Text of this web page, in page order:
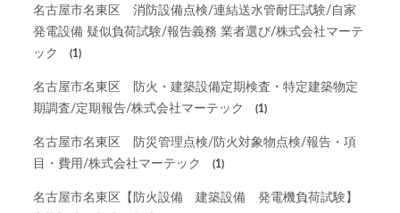
名古屋市名東区 消防設備点検/連結送水管耐圧試験/自家
発電設備 疑似負荷試験/報告義務 業者選び/株式会社マーテ
ック
(1)
名古屋市名東区 防火・建築設備定期検査・特定建築物定
期調査/定期報告/株式会社マーテック
(1)
名古屋市名東区 防災管理点検/防火対象物点検/報告・項
目・費用/株式会社マーテック
(1)
名古屋市名東区【防火設備 建築設備 発電機負荷試験】